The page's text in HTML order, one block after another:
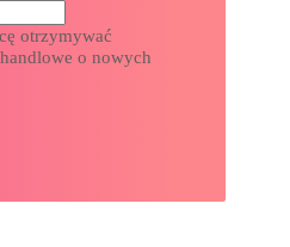
otrzymywać
o nowych